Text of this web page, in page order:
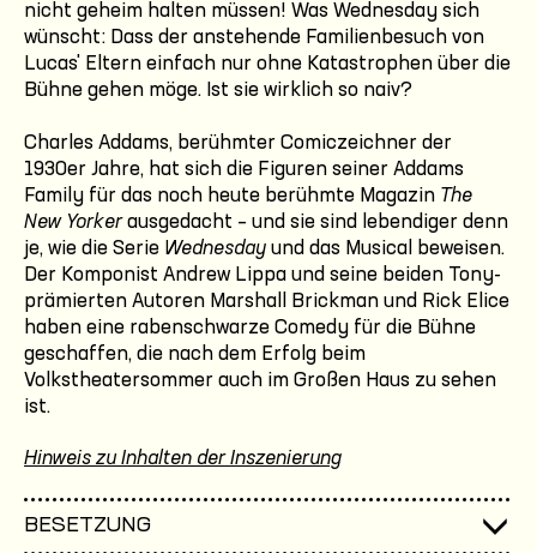
nicht geheim halten müssen! Was Wednesday sich
wünscht: Dass der anstehende Familienbesuch von
Lucas' Eltern einfach nur ohne Katastrophen über die
Bühne gehen möge. Ist sie wirklich so naiv?
Charles Addams, berühmter Comiczeichner der
1930er Jahre, hat sich die Figuren seiner Addams
Family für das noch heute berühmte Magazin The
New Yorkerausgedacht – und sie sind lebendiger denn
je, wie die Serie Wednesday und das Musical beweisen.
Der Komponist Andrew Lippa und seine beiden Tony-
prämierten Autoren Marshall Brickman und Rick Elice
haben eine rabenschwarze Comedy für die Bühne
geschaffen, die nach dem Erfolg beim
Volkstheatersommer auch im Großen Haus zu sehen
ist.
Hinweis zu Inhalten der Inszenierung
BESETZUNG